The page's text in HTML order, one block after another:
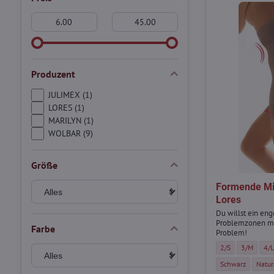
Formende
Lores
Du willst ein
Problemzonen
Problem!
Formende
2/S Formende
3/M 4/L
Formende
Schwarz
Produzent
JULIMEX (1)
LORES (1)
MARILYN (1)
WOLBAR (9)
Größe
Farbe